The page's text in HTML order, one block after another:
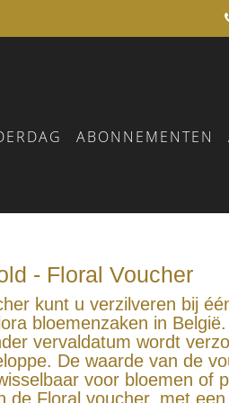
SEIZOENSPRODUCTEN
PRODUCTEN
ABONNEMENTEN
HET PLEZIER
VERWEN
UITVAART
MOEDERDAG
VADERDAG
EXPRESS SERVICE
BLOEMEN
BLOEMEN
BLOEMEN
BLOEMEN
- Floral Voucher
kunt u verzilveren bij
bloemenzaken in
vervaldatum wordt
De waarde van de
voor bloemen of
de Floral voucher, met